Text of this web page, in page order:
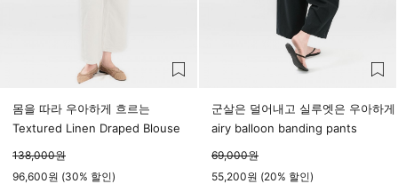
몸을 따라 우아하게 흐르는
Textured Linen Draped Blouse
138,000원
96,600원 (30% 할인)
군살은 덜어내고 실루엣은 우아하게
airy balloon banding pants
69,000원
55,200원 (20% 할인)